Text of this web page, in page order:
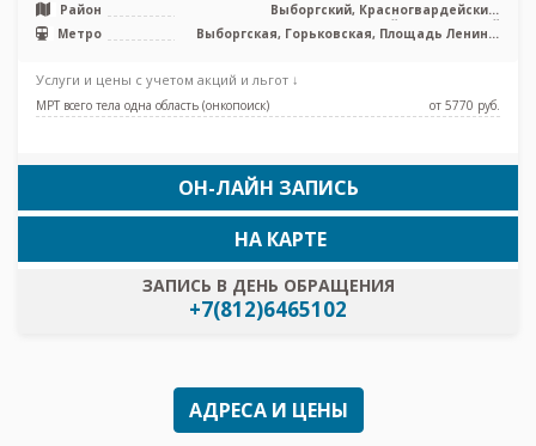
Район
Выборгский, Красногвардейский,
Петроградский, Центральный
Метро
Выборгская, Горьковская, Площадь Ленина,
Услуги и цены с учетом акций и льгот ↓
МРТ всего тела одна область (онкопоиск) от 5770 pуб.
ОН-ЛАЙН ЗАПИСЬ
ЗАПИСЬ В ДЕНЬ ОБРАЩЕНИЯ
+7(812)6465102
НА КАРТЕ
АДРЕСА И ЦЕНЫ